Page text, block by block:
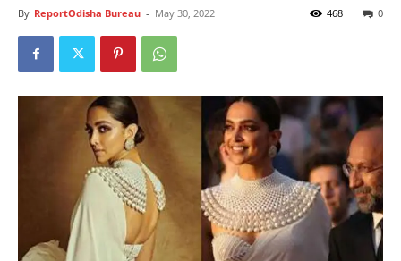
By ReportOdisha Bureau - May 30, 2022 0
468